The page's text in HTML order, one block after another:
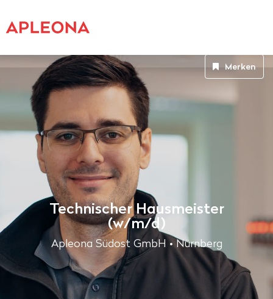
Technischer Hausmeister
(w/m/d)
Apleona Südost GmbH • Nürnberg
Merken